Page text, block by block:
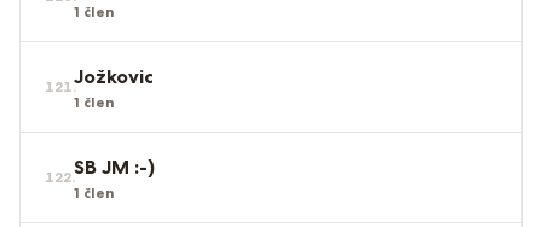
1 člen
121.Jožkovic
1 člen
122.SB JM :-)
1 člen